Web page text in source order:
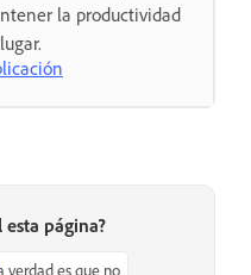
la productividad
página?
verdad es que no